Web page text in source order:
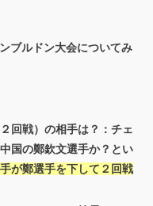
ブルドン大会についてみ
回戦）の相手は？：チェ
国の鄭欽文選手か？とい
が鄭選手を下して２回戦